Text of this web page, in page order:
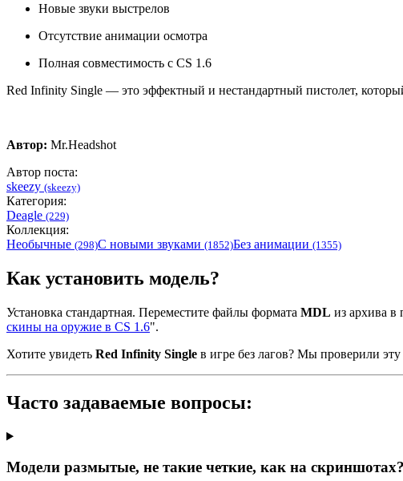
Новые звуки выстрелов
Отсутствие анимации осмотра
Полная совместимость с CS 1.6
Red Infinity Single — это эффектный и нестандартный пистолет,
Автор: Mr.Headshot
Автор поста:
skeezy (skeezy)
Категория:
Deagle (229)
Коллекция:
Необычные (298)С новыми звуками (1852)Без анимации (1355)
Как установить модель?
Установка стандартная. Переместите файлы формата MDL из архива в
скины на оружие в CS 1.6".
Хотите увидеть Red Infinity Single в игре без лагов? Мы проверили
Часто задаваемые вопросы:
Модели размытые, не такие четкие, как на скриншотах?